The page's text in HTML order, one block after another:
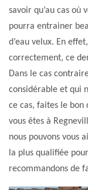
savoir qu’au cas où
pourra entrainer
d’eau velux. En
correctement, ce
Dans le cas
considérable et qui
ce cas, faites le bon
vous êtes à
nous pouvons vous
la plus qualifiée
recommandons de